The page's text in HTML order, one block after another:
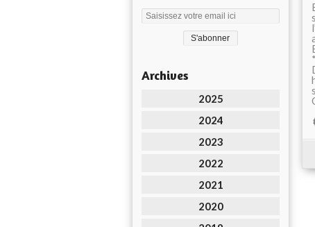
Archives
2025
2024
2023
2022
2021
2020